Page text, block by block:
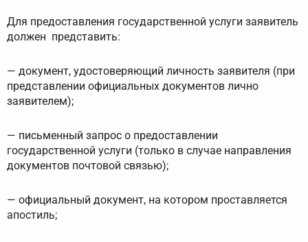
Для предоставления государственной услуги заявитель
должен представить:
— документ, удостоверяющий личность заявителя (при
представлении официальных документов лично
заявителем);
— письменный запрос о предоставлении
государственной услуги (только в случае направления
документов почтовой связью);
— официальный документ, на котором проставляется
апостиль;